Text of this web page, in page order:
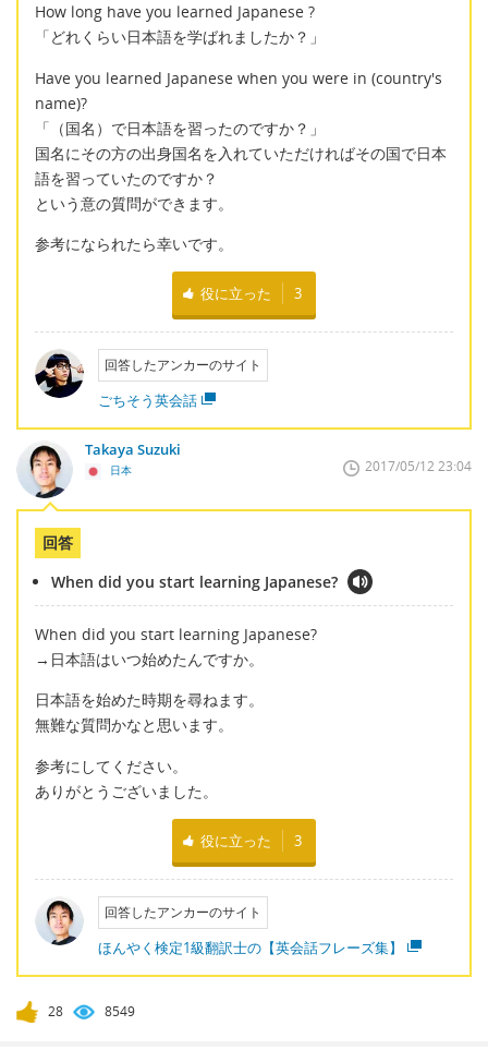
How long have you learned Japanese ?
「どれくらい日本語を学ばれましたか？」
Have you learned Japanese when you were in (country's
name)?
「（国名）で日本語を習ったのですか？」
国名にその方の出身国名を入れていただければその国で日本
語を習っていたのですか？
という意の質問ができます。
参考になられたら幸いです。
役に立った 3
回答したアンカーのサイト
ごちそう英会話
Takaya Suzuki
日本 2017/05/12 23:04
回答
When did you start learning Japanese?
When did you start learning Japanese?
→日本語はいつ始めたんですか。
日本語を始めた時期を尋ねます。
無難な質問かなと思います。
参考にしてください。
ありがとうございました。
役に立った 3
回答したアンカーのサイト
ほんやく検定1級翻訳士の【英会話フレーズ集】
28 8549